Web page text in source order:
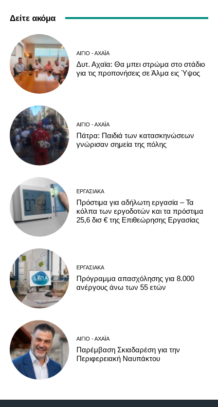
Δείτε ακόμα
ΑΊΓΙΟ - ΑΧΑΪ́Α
Δυτ. Αχαϊα: Θα μπει στρώμα στο στάδιο
για τις προπονήσεις σε Άλμα εις Ύψος
ΑΊΓΙΟ - ΑΧΑΪ́Α
Πάτρα: Παιδιά των κατασκηνώσεων
γνώρισαν σημεία της πόλης
ΕΡΓΑΣΙΑΚΆ
Πρόστιμα για αδήλωτη εργασία – Τα
κόλπα των εργοδοτών και τα πρόστιμα
25,6 δισ € της Επιθεώρησης Εργασίας
ΕΡΓΑΣΙΑΚΆ
Πρόγραμμα απασχόλησης για 8.000
ανέργους άνω των 55 ετών
ΑΊΓΙΟ - ΑΧΑΪ́Α
Παρέμβαση Σκιαδαρέση για την
Περιφερειακή Ναυπάκτου